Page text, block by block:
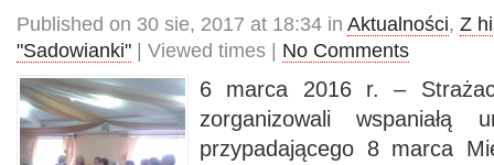
Published on 30 sie, 2017 at 18:34 in Aktualności, Z
"Sadowianki" | Viewed times | No Comments
6 marca 2016 r. –
zorganizowali wspaniałą
przypadającego 8 marca